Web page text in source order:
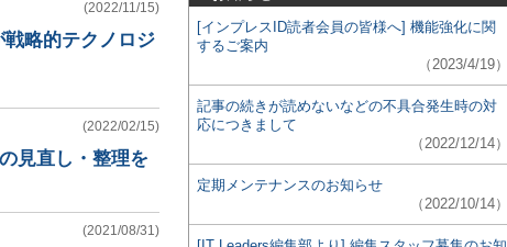
(2022/11/15)
略的テクノロジ
(2022/02/15)
見直し・整理を
(2021/08/31)
[インプレスID読者会員の皆様へ] 機能強化に関
するご案内
（2023/4/19）
記事の続きが読めないなどの不具合発生時の対
応につきまして
（2022/12/14）
定期メンテナンスのお知らせ
（2022/10/14）